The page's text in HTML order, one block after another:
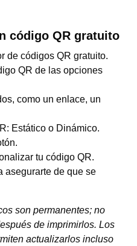
código QR gratuito
de códigos QR gratuito.
QR de las opciones
como un enlace, un
Estático o Dinámico.
tu código QR.
asegurarte de que se
son permanentes; no
de imprimirlos. Los
actualizarlos incluso